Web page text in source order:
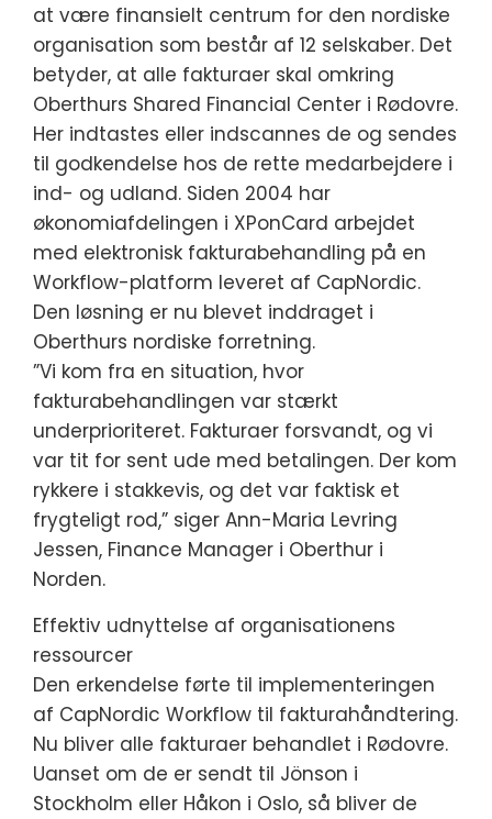
at være finansielt centrum for den nordiske
organisation som består af 12 selskaber. Det
betyder, at alle fakturaer skal omkring
Oberthurs Shared Financial Center i Rødovre.
Her indtastes eller indscannes de og sendes
til godkendelse hos de rette medarbejdere i
ind- og udland. Siden 2004 har
økonomiafdelingen i XPonCard arbejdet
med elektronisk fakturabehandling på en
Workflow-platform leveret af CapNordic.
Den løsning er nu blevet inddraget i
Oberthurs nordiske forretning.
”Vi kom fra en situation, hvor
fakturabehandlingen var stærkt
underprioriteret. Fakturaer forsvandt, og vi
var tit for sent ude med betalingen. Der kom
rykkere i stakkevis, og det var faktisk et
frygteligt rod,” siger Ann-Maria Levring
Jessen, Finance Manager i Oberthur i
Norden.
Effektiv udnyttelse af organisationens
ressourcer
Den erkendelse førte til implementeringen
af CapNordic Workflow til fakturahåndtering.
Nu bliver alle fakturaer behandlet i Rødovre.
Uanset om de er sendt til Jönson i
Stockholm eller Håkon i Oslo, så bliver de